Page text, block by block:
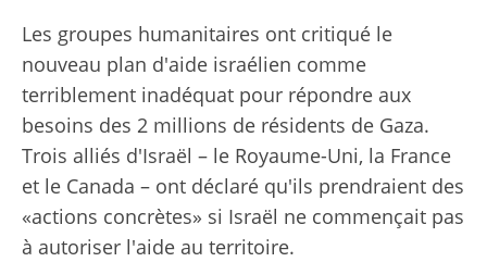
Les groupes humanitaires ont critiqué le
nouveau plan d'aide israélien comme
terriblement inadéquat pour répondre aux
besoins des 2 millions de résidents de Gaza.
Trois alliés d'Israël – le Royaume-Uni, la France
et le Canada – ont déclaré qu'ils prendraient des
«actions concrètes» si Israël ne commençait pas
à autoriser l'aide au territoire.